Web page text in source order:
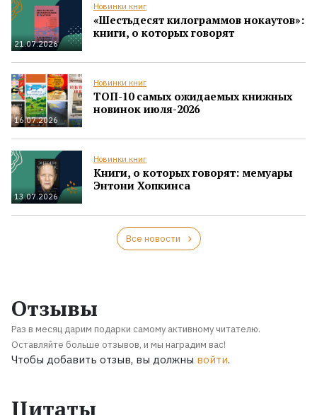
21.07.2026
Новинки книг
«Шестьдесят килограммов нокаутов»:
книги, о которых говорят
16.07.2026
Новинки книг
ТОП-10 самых ожидаемых книжных
новинок июля-2026
13.07.2026
Новинки книг
Книги, о которых говорят: мемуары
Энтони Хопкинса
Все новости
Отзывы
Раз в месяц дарим подарки самому активному читателю.
Оставляйте больше отзывов, и мы наградим вас!
Чтобы добавить отзыв, вы должны войти.
Цитаты